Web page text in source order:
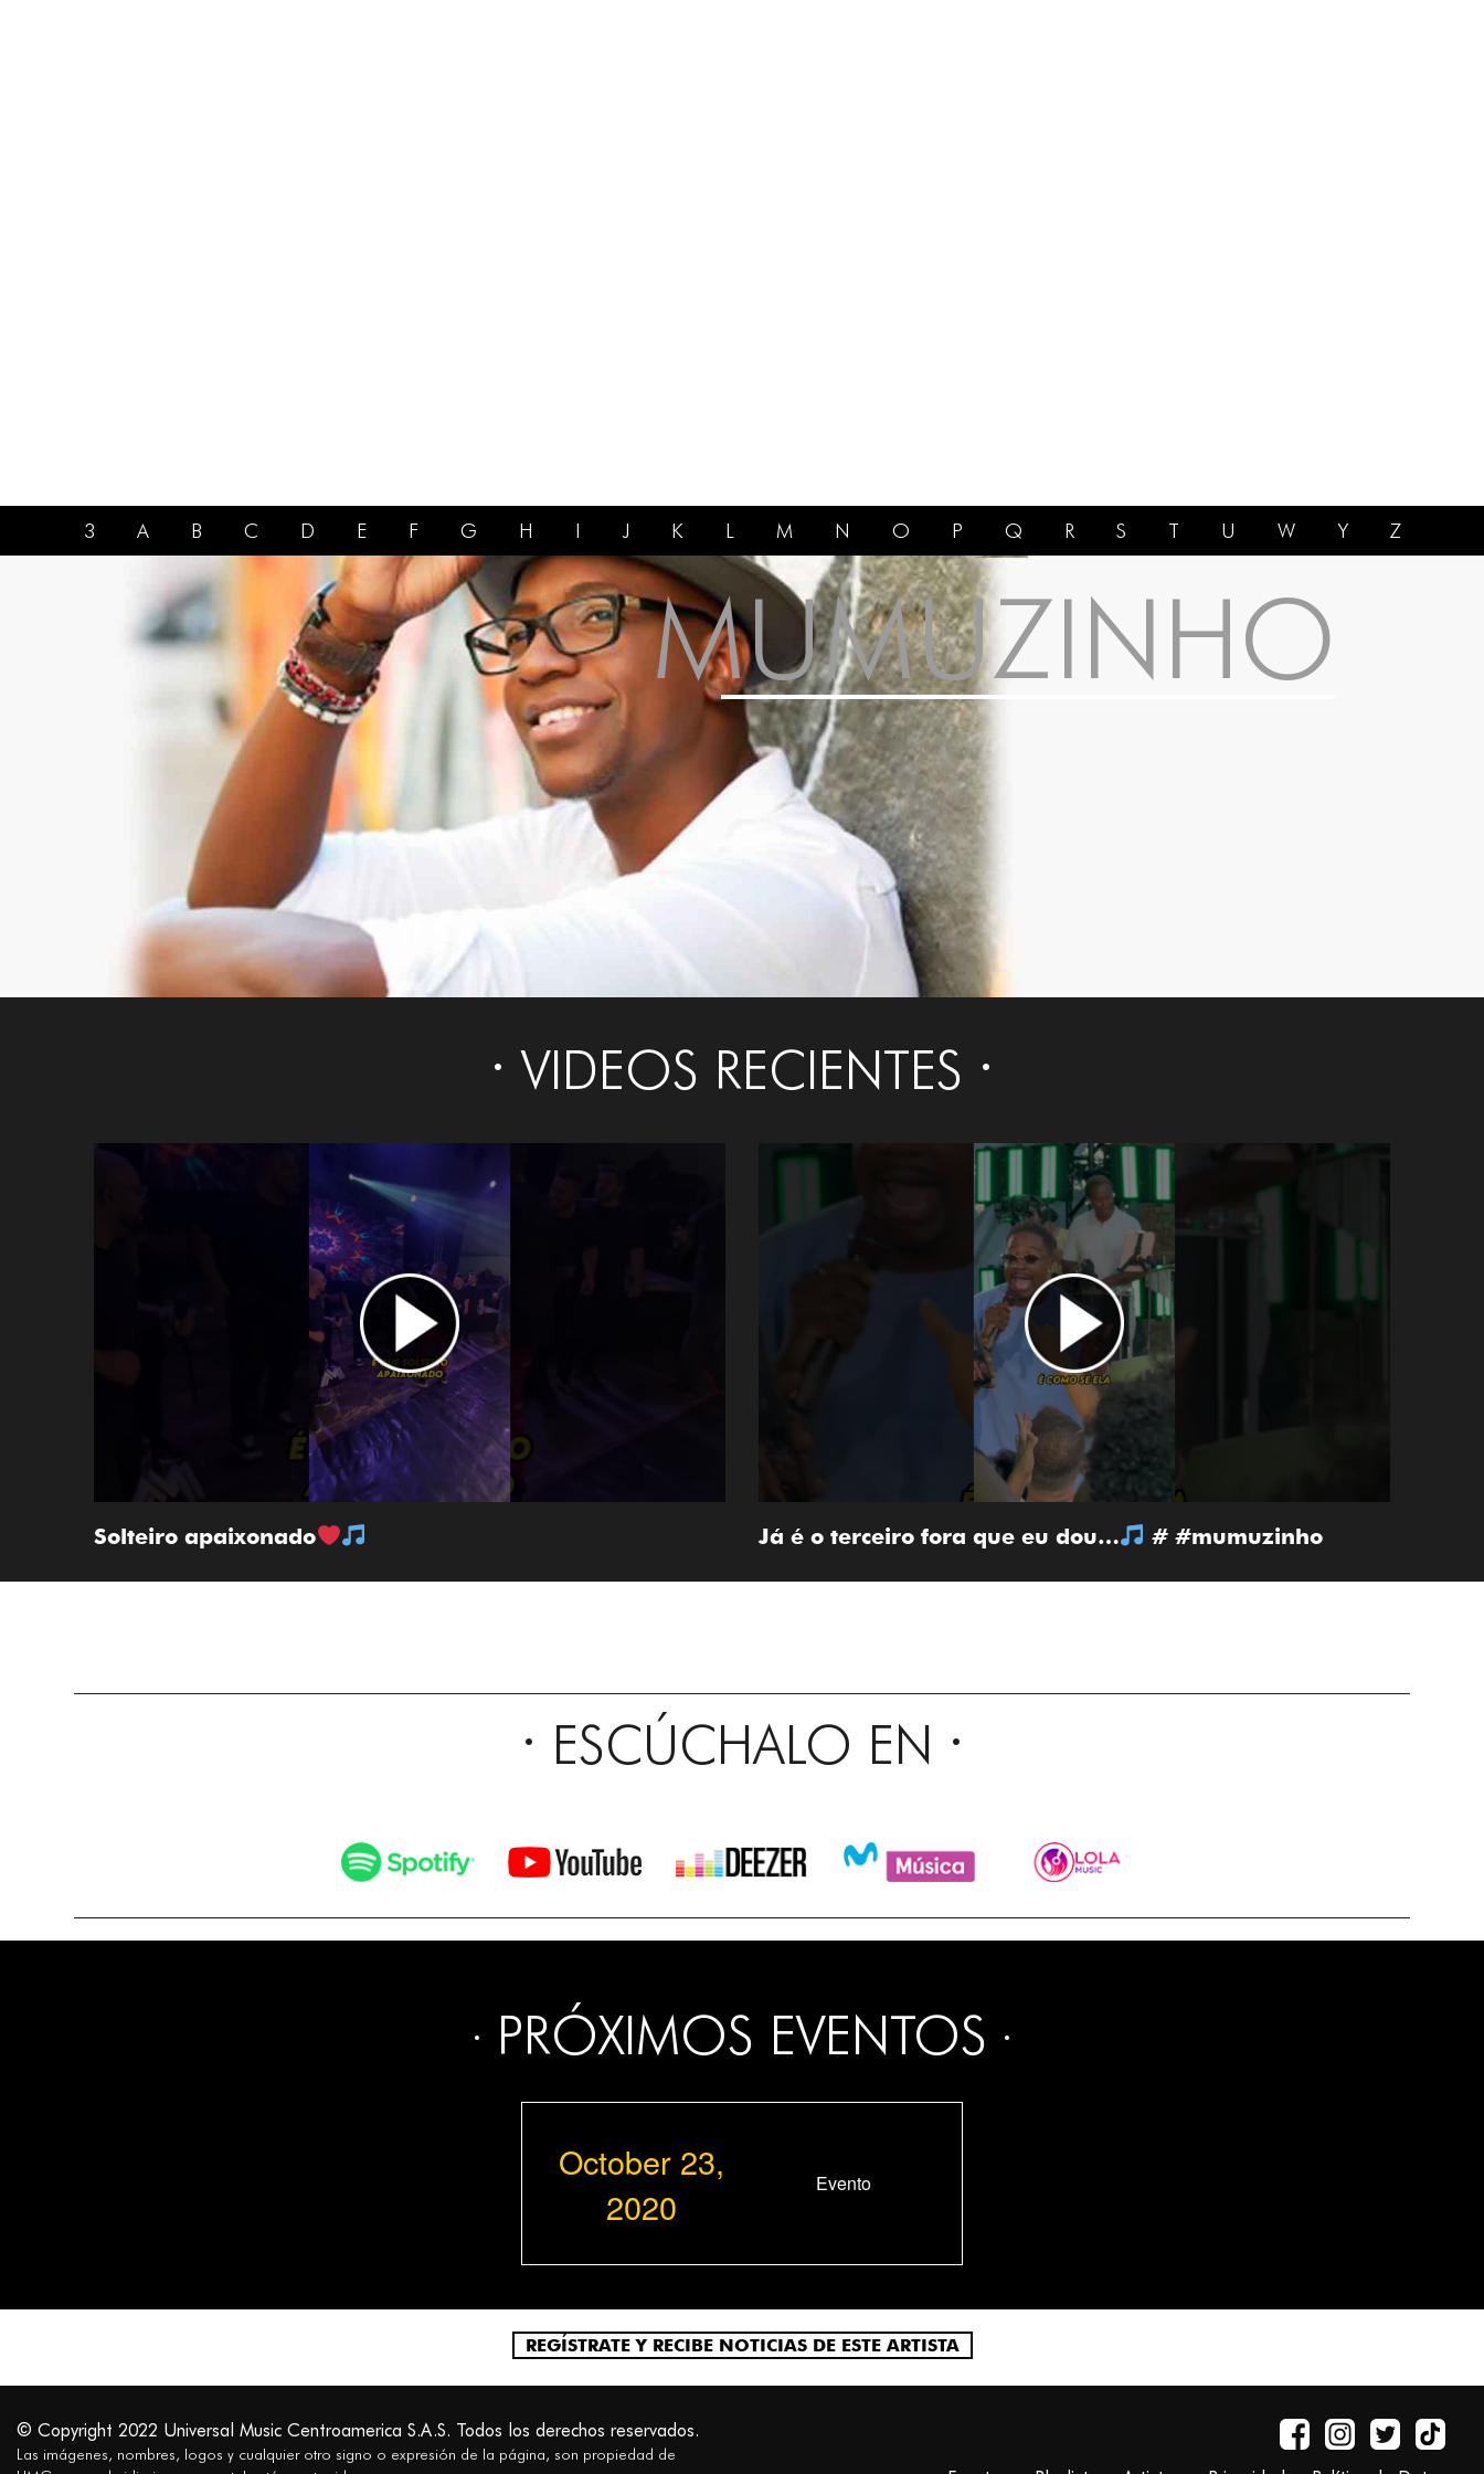
3 A B C D E F G H I J K L M N O P Q R S T U W Y Z
MUMUZINHO
VIDEOS RECIENTES
Solteiro apaixonado Já é o terceiro fora que eu dou… # #mumuzinho
ESCÚCHALO EN
PRÓXIMOS EVENTOS
October 23,
2020
Evento
REGÍSTRATE Y RECIBE NOTICIAS DE ESTE ARTISTA
© Copyright 2022 Universal Music Centroamerica S.A.S. Todos los derechos reservados.
Las imágenes, nombres, logos y cualquier otro signo o expresión de la página, son propiedad de